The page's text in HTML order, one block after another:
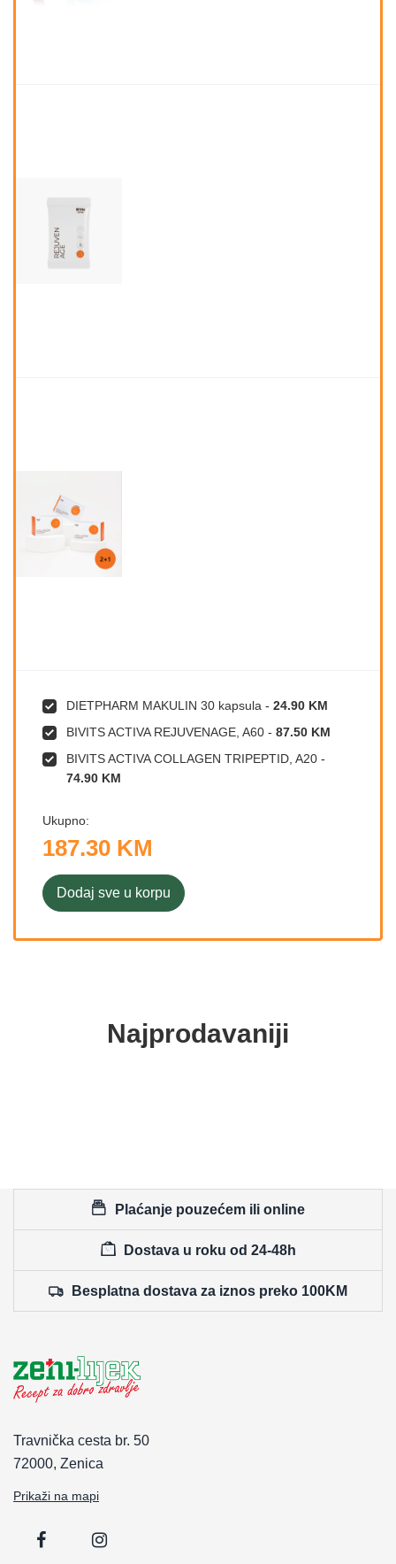
DIETPHARM MAKULIN 30 kapsula - 24.90 KM
BIVITS ACTIVA REJUVENAGE, A60 - 87.50 KM
BIVITS ACTIVA COLLAGEN TRIPEPTID, A20 -
74.90 KM
Ukupno:
187.30 KM
Dodaj sve u korpu
Najprodavaniji
Plaćanje pouzećem ili online
Dostava u roku od 24-48h
Besplatna dostava za iznos preko 100KM
Travnička cesta br. 50
72000, Zenica
Prikaži na mapi